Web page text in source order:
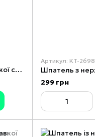
Шпатель із неіржавкої сталі 150 мм Проф INTERTOOL KT-2675
Артикул: KT-2698
299 грн